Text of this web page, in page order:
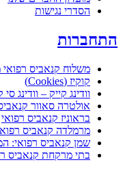
הסדרי נגישות
משלוח קנאביס רפואי
קוקיז (Cookies)
וודינג קייק – וודינג סי קיי
אולטרה סאוור קנאביס
בראוניז קנאביס רפואי
מרמלדה קנאביס רפואי
שמן קנאביס רפואי:
בתי מרקחת קנאביס